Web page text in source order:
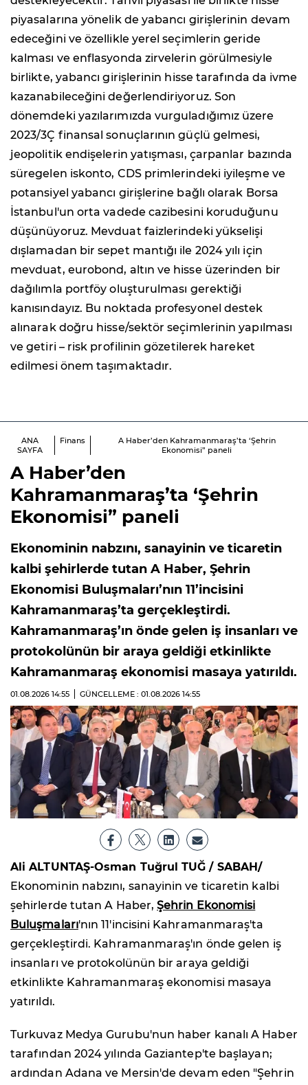
piyasalarına yönelik de yabancı girişlerinin devam
edeceğini ve özellikle yerel seçimlerin geride
kalması ve enflasyonda zirvelerin görülmesiyle
birlikte, yabancı girişlerinin hisse tarafında da ivme
kazanabileceğini değerlendiriyoruz. Son
dönemdeki yazılarımızda vurguladığımız üzere
2023/3Ç finansal sonuçlarının güçlü gelmesi,
jeopolitik endişelerin yatışması, çarpanlar bazında
süregelen iskonto, CDS primlerindeki iyileşme ve
potansiyel yabancı girişlerine bağlı olarak Borsa
İstanbul'un orta vadede cazibesini koruduğunu
düşünüyoruz. Mevduat faizlerindeki yükselişi
dışlamadan bir sepet mantığı ile 2024 yılı için
mevduat, eurobond, altın ve hisse üzerinden bir
dağılımla portföy oluşturulması gerektiği
kanısındayız. Bu noktada profesyonel destek
alınarak doğru hisse/sektör seçimlerinin yapılması
ve getiri – risk profilinin gözetilerek hareket
edilmesi önem taşımaktadır.
ANA
SAYFA
Finans
A Haber’den Kahramanmaraş’ta ‘Şehrin
Ekonomisi” paneli
A Haber’den
Kahramanmaraş’ta ‘Şehrin
Ekonomisi” paneli
Ekonominin nabzını, sanayinin ve ticaretin
kalbi şehirlerde tutan A Haber, Şehrin
Ekonomisi Buluşmaları’nın 11’incisini
Kahramanmaraş’ta gerçekleştirdi.
Kahramanmaraş’ın önde gelen iş insanları ve
protokolünün bir araya geldiği etkinlikte
Kahramanmaraş ekonomisi masaya yatırıldı.
01.08.2026 14:55 GÜNCELLEME : 01.08.2026 14:55
Ali ALTUNTAŞ-Osman Tuğrul TUĞ / SABAH/
Ekonominin nabzını, sanayinin ve ticaretin kalbi
şehirlerde tutan A Haber,Şehrin Ekonomisi
Buluşmaları'nın 11'incisini Kahramanmaraş'ta
gerçekleştirdi. Kahramanmaraş'ın önde gelen iş
insanları ve protokolünün bir araya geldiği
etkinlikte Kahramanmaraş ekonomisi masaya
yatırıldı.
Turkuvaz Medya Gurubu'nun haber kanalı A Haber
tarafından 2024 yılında Gaziantep'te başlayan;
ardından Adana ve Mersin'de devam eden "Şehrin